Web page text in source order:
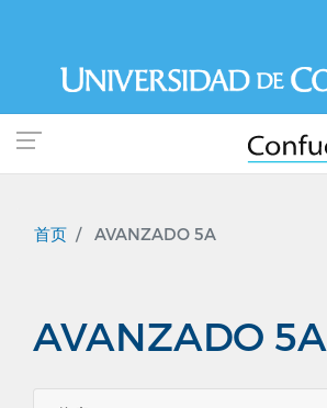
到
内
容
首页 AVANZADO 5A
AVANZADO 5A